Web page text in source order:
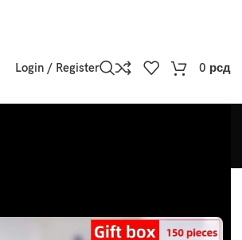
Login / Register 0 рсд